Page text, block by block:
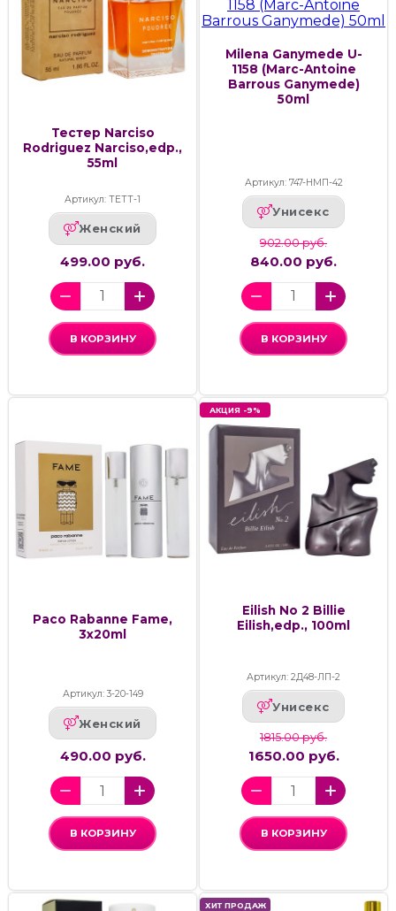
Тестер Narciso
Rodriguez Narciso,edp.,
55ml
Артикул: ТЕТТ-1
Женский
499.00 руб.
В КОРЗИНУ
Milena Ganymede U-
1158 (Marc-Antoine
Barrous Ganymede)
50ml
Артикул: 747-НМП-42
Унисекс
902.00 руб.
840.00 руб.
В КОРЗИНУ
Paco Rabanne Fame,
3x20ml
Артикул: 3-20-149
Женский
490.00 руб.
В КОРЗИНУ
АКЦИЯ -9%
Eilish No 2 Billie
Eilish,edp., 100ml
Артикул: 2Д48-ЛП-2
Унисекс
1815.00 руб.
1650.00 руб.
В КОРЗИНУ
ХИТ ПРОДАЖ